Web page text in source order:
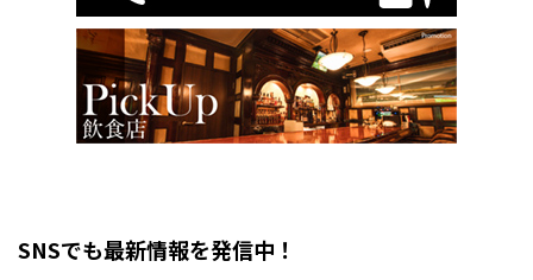
SNSでも最新情報を発信中！